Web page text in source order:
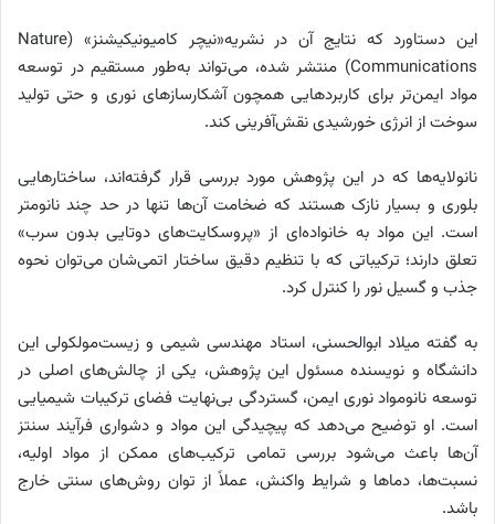
این دستاورد که نتایج آن در نشریه«نیچر کامیونیکیشنز» (Nature
Communications) منتشر شده، می‌تواند به‌طور مستقیم در توسعه
مواد ایمن‌تر برای کاربردهایی همچون آشکارسازهای نوری و حتی تولید
سوخت از انرژی خورشیدی نقش‌آفرینی کند.
نانولایه‌ها که در این پژوهش مورد بررسی قرار گرفته‌اند، ساختارهایی
بلوری و بسیار نازک هستند که ضخامت آن‌ها تنها در حد چند نانومتر
است. این مواد به خانواده‌ای از «پروسکایت‌های دوتایی بدون سرب»
تعلق دارند؛ ترکیباتی که با تنظیم دقیق ساختار اتمی‌شان می‌توان نحوه
جذب و گسیل نور را کنترل کرد.
به گفته میلاد ابوالحسنی، استاد مهندسی شیمی و زیست‌مولکولی این
دانشگاه و نویسنده مسئول این پژوهش، یکی از چالش‌های اصلی در
توسعه نانومواد نوری ایمن، گستردگی بی‌نهایت فضای ترکیبات شیمیایی
است. او توضیح می‌دهد که پیچیدگی این مواد و دشواری فرآیند سنتز
آن‌ها باعث می‌شود بررسی تمامی ترکیب‌های ممکن از مواد اولیه،
نسبت‌ها، دماها و شرایط واکنش، عملاً از توان روش‌های سنتی خارج
باشد.